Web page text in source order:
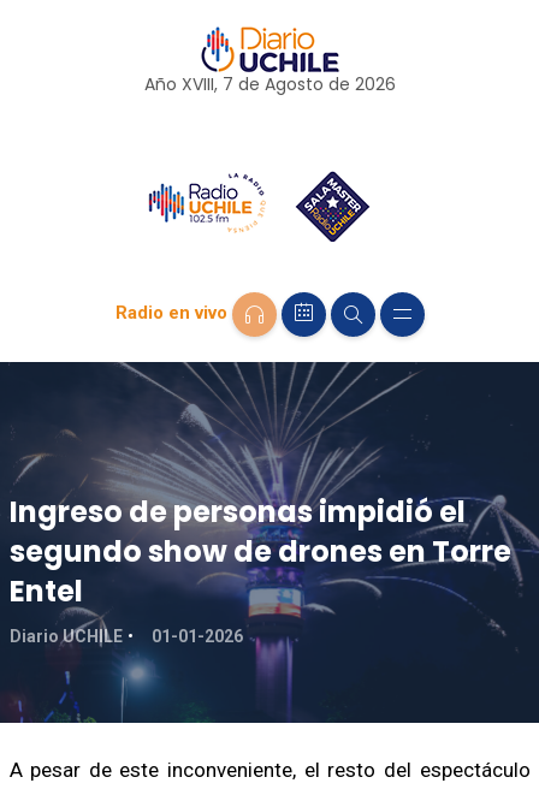
Año XVIII, 7 de Agosto de 2026
Radio en vivo
Ingreso de personas impidió el
segundo show de drones en Torre
Entel
Diario UCHILE 01-01-2026
A pesar de este inconveniente, el resto del espectáculo